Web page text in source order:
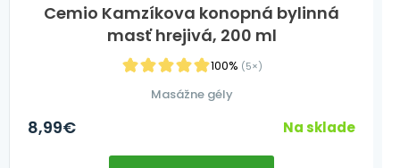
Cemio Kamzíkova konopná bylinná
masť hrejivá, 200 ml
100% (5×)
Masážne gély
8,99€ Na sklade